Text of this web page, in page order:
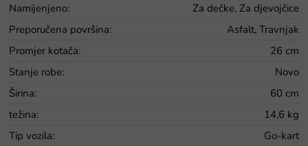
Namijenjeno:
Za dečke, Za djevojčice
Preporučena površina:
Asfalt, Travnjak
Promjer kotača:
26 cm
Stanje robe:
Novo
Širina:
60 cm
težina:
14,6 kg
Tip vozila:
Go-kart